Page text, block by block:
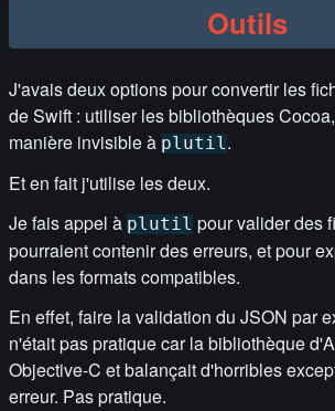
Outils
J'avais deux options pour convertir les
de Swift : utiliser les bibliothèques
manière invisible à plutil.
Et en fait j'utilise les deux.
Je fais appel à plutil pour valider des
pourraient contenir des erreurs, et pour
dans les formats compatibles.
En effet, faire la validation du JSON par
n'était pas pratique car la bibliothèque
Objective-C et balançait d'horribles
erreur. Pas pratique.